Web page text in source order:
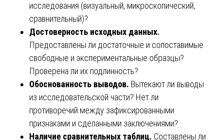
исследования (визуальный, микроскопический,
сравнительный)?
Достоверность исходных данных.
Предоставлены ли достаточные и сопоставимые
свободные и экспериментальные образцы?
Проверена ли их подлинность?
Обоснованность выводов. Вытекают ли выводы
из исследовательской части? Нет ли
противоречий между зафиксированными
признаками и сделанными заключениями?
Наличие сравнительных таблиц. Составлены ли